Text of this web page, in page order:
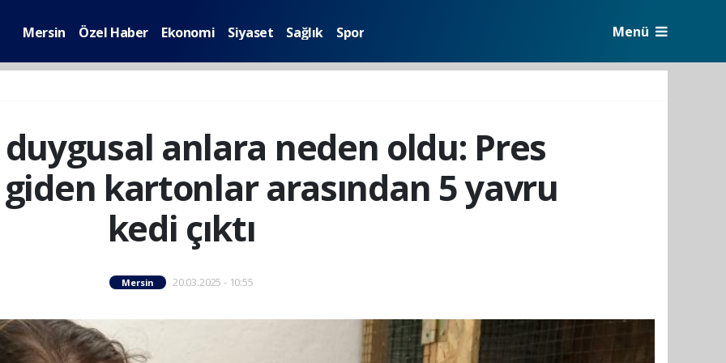
Mersin Özel Haber Ekonomi Siyaset Sağlık Spor Menü
anlara neden oldu: Pres
kartonlar arasından 5 yavru
kedi çıktı
Mersin 20.03.2025 - 10:55